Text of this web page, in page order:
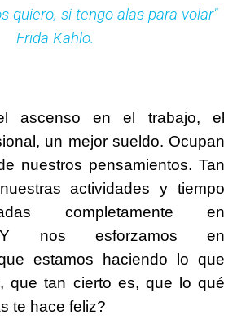
quiero, si tengo alas para volar"
Frida Kahlo.
ascenso en el trabajo, el
un mejor sueldo. Ocupan
nuestros pensamientos. Tan
actividades y tiempo
completamente en
Y nos esforzamos en
estamos haciendo lo que
que tan cierto es, que lo qué
te hace feliz?